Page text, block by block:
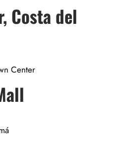
Costa del
Center